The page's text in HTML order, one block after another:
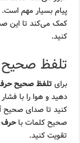
پیام بسیار مهم
کمک می‌کند تا این
کنید.
تلفظ
برایتلفظ صحیح
دهید و هوا را با
کنید تا صدای صحیح
صحیح کلمات با
تقویت کنید.